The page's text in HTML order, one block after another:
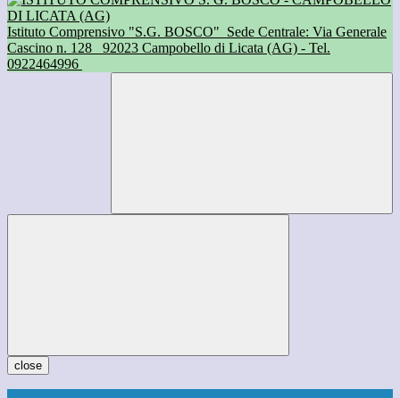
Istituto Comprensivo "S.G. BOSCO" Sede Centrale: Via Generale
Cascino n. 128
92023 Campobello di Licata (AG) - Tel.
0922464996
close